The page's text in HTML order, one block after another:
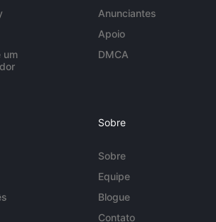
um
Anunciantes
Apoio
DMCA
Sobre
Sobre
Equipe
Blogue
Contato